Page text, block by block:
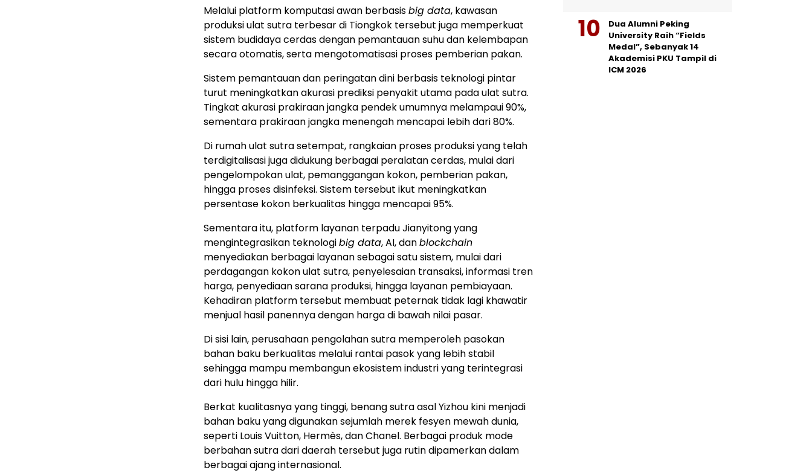
Melalui platform komputasi awan berbasisbig data, kawasan
produksi ulat sutra terbesar di Tiongkok tersebut juga memperkuat
sistem budidaya cerdas dengan pemantauan suhu dan kelembapan
secara otomatis, serta mengotomatisasi proses pemberian pakan.
Sistem pemantauan dan peringatan dini berbasis teknologi pintar
turut meningkatkan akurasi prediksi penyakit utama pada ulat sutra.
Tingkat akurasi prakiraan jangka pendek umumnya melampaui 90%,
sementara prakiraan jangka menengah mencapai lebih dari 80%.
Di rumah ulat sutra setempat, rangkaian proses produksi yang telah
terdigitalisasi juga didukung berbagai peralatan cerdas, mulai dari
pengelompokan ulat, pemanggangan kokon, pemberian pakan,
hingga proses disinfeksi. Sistem tersebut ikut meningkatkan
persentase kokon berkualitas hingga mencapai 95%.
Sementara itu, platform layanan terpadu Jianyitong yang
mengintegrasikan teknologibig data, AI, danblockchain
menyediakan berbagai layanan sebagai satu sistem, mulai dari
perdagangan kokon ulat sutra, penyelesaian transaksi, informasi tren
harga, penyediaan sarana produksi, hingga layanan pembiayaan.
Kehadiran platform tersebut membuat peternak tidak lagi khawatir
menjual hasil panennya dengan harga di bawah nilai pasar.
Di sisi lain, perusahaan pengolahan sutra memperoleh pasokan
bahan baku berkualitas melalui rantai pasok yang lebih stabil
sehingga mampu membangun ekosistem industri yang terintegrasi
dari hulu hingga hilir.
Berkat kualitasnya yang tinggi, benang sutra asal Yizhou kini menjadi
bahan baku yang digunakan sejumlah merek fesyen mewah dunia,
seperti Louis Vuitton, Hermès, dan Chanel. Berbagai produk mode
berbahan sutra dari daerah tersebut juga rutin dipamerkan dalam
berbagai ajang internasional.
Dua Alumni Peking
University Raih “Fields
Medal”, Sebanyak 14
Akademisi PKU Tampil di
ICM 2026